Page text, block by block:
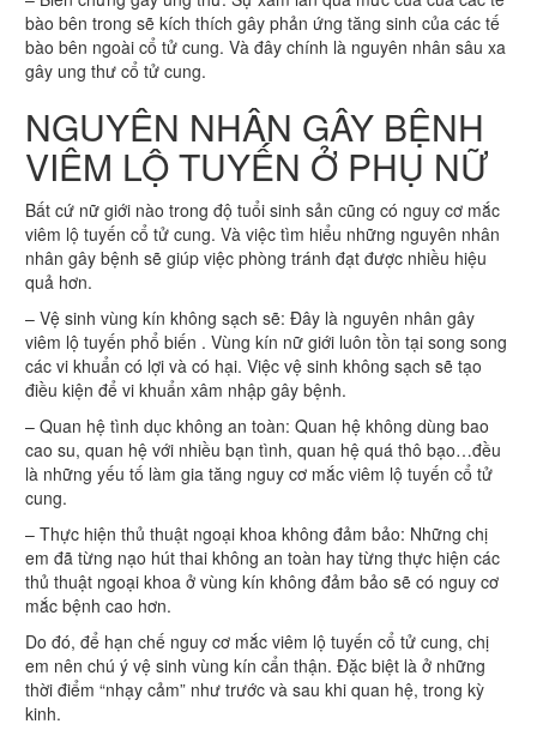
bào bên trong sẽ kích thích gây phản ứng tăng sinh của các tế
bào bên ngoài cổ tử cung. Và đây chính là nguyên nhân sâu xa
gây ung thư cổ tử cung.
NGUYÊN NHÂN GÂY BỆNH
VIÊM LỘ TUYẾN Ở PHỤ NỮ
Bất cứ nữ giới nào trong độ tuổi sinh sản cũng có nguy cơ mắc
viêm lộ tuyến cổ tử cung. Và việc tìm hiểu những nguyên nhân
nhân gây bệnh sẽ giúp việc phòng tránh đạt được nhiều hiệu
quả hơn.
– Vệ sinh vùng kín không sạch sẽ: Đây là nguyên nhân gây
viêm lộ tuyến phổ biến . Vùng kín nữ giới luôn tồn tại song song
các vi khuẩn có lợi và có hại. Việc vệ sinh không sạch sẽ tạo
điều kiện để vi khuẩn xâm nhập gây bệnh.
– Quan hệ tình dục không an toàn: Quan hệ không dùng bao
cao su, quan hệ với nhiều bạn tình, quan hệ quá thô bạo…đều
là những yếu tố làm gia tăng nguy cơ mắc viêm lộ tuyến cổ tử
cung.
– Thực hiện thủ thuật ngoại khoa không đảm bảo: Những chị
em đã từng nạo hút thai không an toàn hay từng thực hiện các
thủ thuật ngoại khoa ở vùng kín không đảm bảo sẽ có nguy cơ
mắc bệnh cao hơn.
Do đó, để hạn chế nguy cơ mắc viêm lộ tuyến cổ tử cung, chị
em nên chú ý vệ sinh vùng kín cẩn thận. Đặc biệt là ở những
thời điểm “nhạy cảm” như trước và sau khi quan hệ, trong kỳ
kinh.